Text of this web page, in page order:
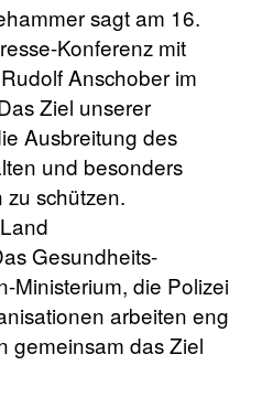
sagt am 16.
Konferenz mit
Anschober im
Ziel unserer
Ausbreitung des
und besonders
schützen.
Gesundheits-
Ministerium, die Polizei
arbeiten eng
gemeinsam das Ziel